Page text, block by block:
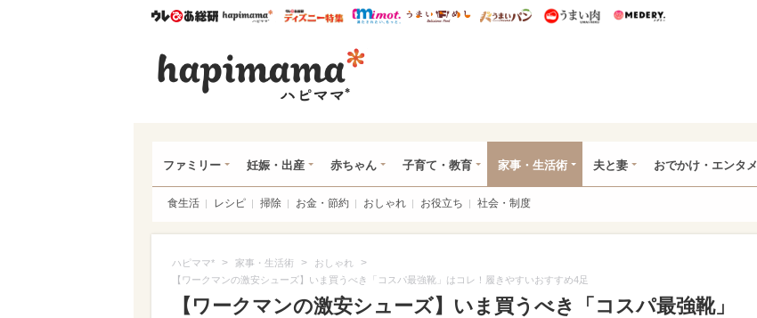
ウレぴあ総研ハピママ* ウレぴあ総研 ディズニー特集
mimot. うまいめし うまいパン うまい肉
ファミリー 妊娠・出産 赤ちゃん 子育て・教育 家事・生活術 夫と妻 おでかけ・エンタメ
食生活 レシピ 掃除 お金・節約 おしゃれ お役立ち 社会・制度
ハピママ* > 家事・生活術 > おしゃれ >
【ワークマンの激安シューズ】いま買うべき「コスパ最強靴」はコレ！履きやすいおすすめ4足
【ワークマンの激安シューズ】いま買うべき「コスパ最強靴」